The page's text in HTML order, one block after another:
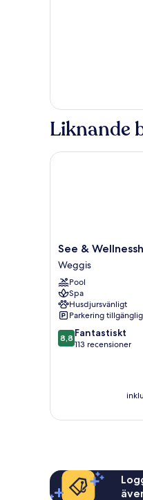
Liknande
See
&
Wellnesshotel
Gerbi
Weggis
See &
Weggis
Pool
Spa
Husdjursvänligt
Parkering tillgänglig
8.8
av
8,8 Fantastiskt
113 recensioner
See &